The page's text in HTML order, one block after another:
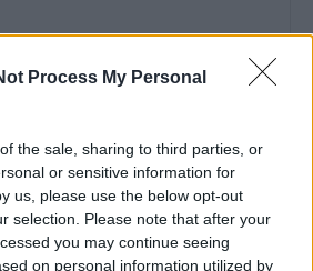
Process My Personal
the sale, sharing to third parties, or
or sensitive information for
us, please use the below opt-out
selection. Please note that after your
you may continue seeing
on personal information utilized by